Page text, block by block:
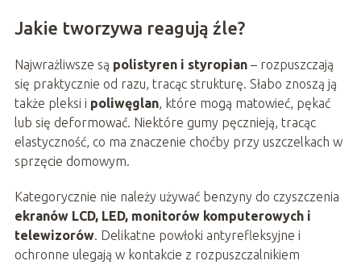
Jakie tworzywa reagują źle?
Najwrażliwsze są polistyren i styropian– rozpuszczają
się praktycznie od razu, tracąc strukturę. Słabo znoszą ją
także pleksi i poliwęglan, które mogą matowieć, pękać
lub się deformować. Niektóre gumy pęcznieją, tracąc
elastyczność, co ma znaczenie choćby przy uszczelkach w
sprzęcie domowym.
Kategorycznie nie należy używać benzyny do czyszczenia
ekranów LCD, LED, monitorów komputerowych i
telewizorów. Delikatne powłoki antyrefleksyjne i
ochronne ulegają w kontakcie z rozpuszczalnikiem